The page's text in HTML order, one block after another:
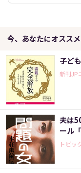
今、あなたにオススメ
子ど
新刊JP
夫は
ール
トピッ